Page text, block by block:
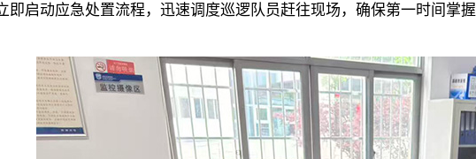
即启动应急处置流程，迅速调度巡逻队员赶往现场，确保第一时间掌